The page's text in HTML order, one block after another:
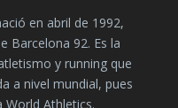
en abril de 1992,
Barcelona 92. Es la
y running que
a nivel mundial, pues
World Athletics.